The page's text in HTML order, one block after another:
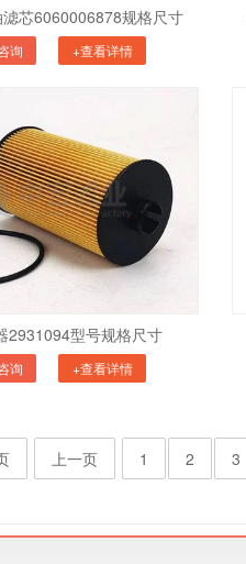
芯6060006878规格尺寸
询 +查看详情
2931094型号规格尺寸
询 +查看详情
上一页 1 2 3